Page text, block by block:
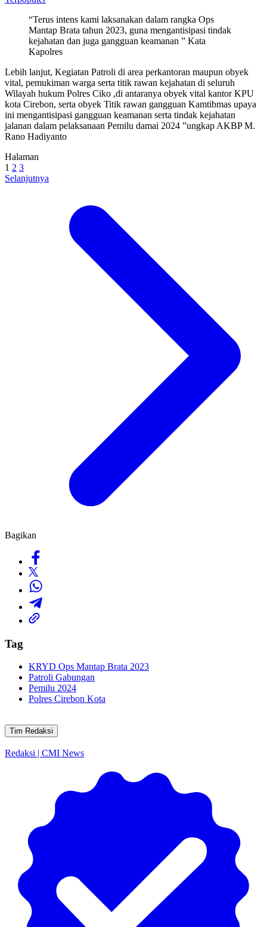
“Terus intens kami laksanakan dalam rangka Ops
Mantap Brata tahun 2023, guna mengantisipasi tindak
kejahatan dan juga gangguan keamanan ” Kata
Kapolres
Lebih lanjut, Kegiatan Patroli di area perkantoran maupun obyek
vital, pemukiman warga serta titik rawan kejahatan di seluruh
Wilayah hukum Polres Ciko ,di antaranya obyek vital kantor KPU
kota Cirebon, serta obyek Titik rawan gangguan Kamtibmas upaya
ini mengantisipasi gangguan keamanan serta tindak kejahatan
jalanan dalam pelaksanaan Pemilu damai 2024 ”ungkap AKBP M.
Rano Hadiyanto
Halaman
1 2 3
Selanjutnya
Bagikan
Tag
KRYD Ops Mantap Brata 2023
Patroli Gabungan
Pemilu 2024
Polres Cirebon Kota
Tim Redaksi
Redaksi | CMI News